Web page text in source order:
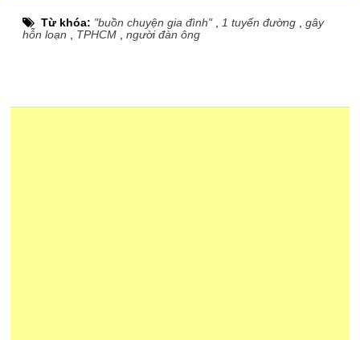
Từ khóa: "buồn chuyện gia đình", 1 tuyến đường ,gây
hỗn loạn
TPHCM ,người đàn ông